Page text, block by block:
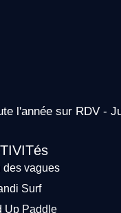
l'année sur RDV -
des vagues
Surf
Up Paddle